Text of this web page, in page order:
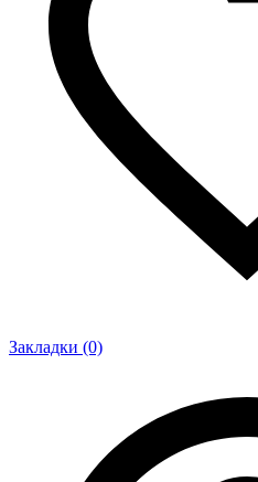
Закладки (0)